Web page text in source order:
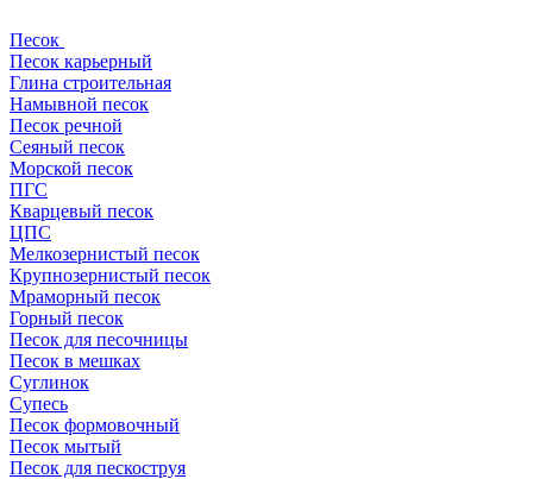
Песок
Песок карьерный
Глина строительная
Намывной песок
Песок речной
Сеяный песок
Морской песок
ПГС
Кварцевый песок
ЦПС
Мелкозернистый песок
Крупнозернистый песок
Мраморный песок
Горный песок
Песок для песочницы
Песок в мешках
Суглинок
Супесь
Песок формовочный
Песок мытый
Песок для пескоструя